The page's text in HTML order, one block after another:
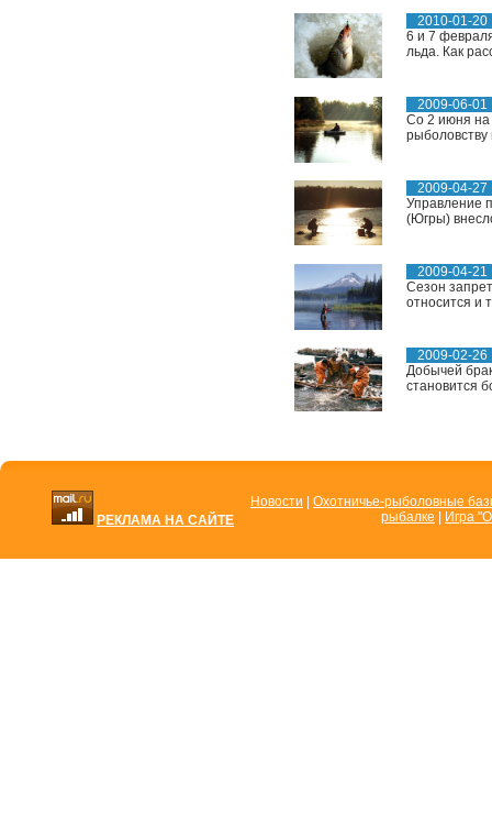
2010-01-20
6 и 7
льда. Как
2009-06-01
Со 2 июня на
рыболовству
2009-04-27
Управление
(Югры)
2009-04-21
Сезон
относится и
2009-02-26
Добычей
становится
РЕКЛАМА НА САЙТЕ
Новости
Охотничье-рыболовные
рыбалке
Игра